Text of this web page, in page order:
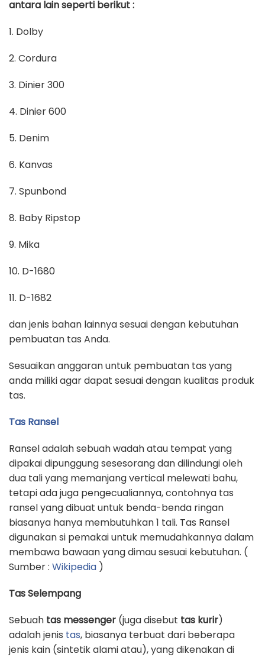
antara lain seperti berikut :
1. Dolby
2. Cordura
3. Dinier 300
4. Dinier 600
5. Denim
6. Kanvas
7. Spunbond
8. Baby Ripstop
9. Mika
10. D-1680
11. D-1682
dan jenis bahan lainnya sesuai dengan kebutuhan
pembuatan tas Anda.
Sesuaikan anggaran untuk pembuatan tas yang
anda miliki agar dapat sesuai dengan kualitas produk
tas.
Tas Ransel
Ransel adalah sebuah wadah atau tempat yang
dipakai dipunggung sesesorang dan dilindungi oleh
dua tali yang memanjang vertical melewati bahu,
tetapi ada juga pengecualiannya, contohnya tas
ransel yang dibuat untuk benda-benda ringan
biasanya hanya membutuhkan 1 tali. Tas Ransel
digunakan si pemakai untuk memudahkannya dalam
membawa bawaan yang dimau sesuai kebutuhan. (
Sumber : Wikipedia )
Tas Selempang
Sebuah tas messenger (juga disebut tas kurir)
adalah jenis tas, biasanya terbuat dari beberapa
jenis kain (sintetik alami atau), yang dikenakan di